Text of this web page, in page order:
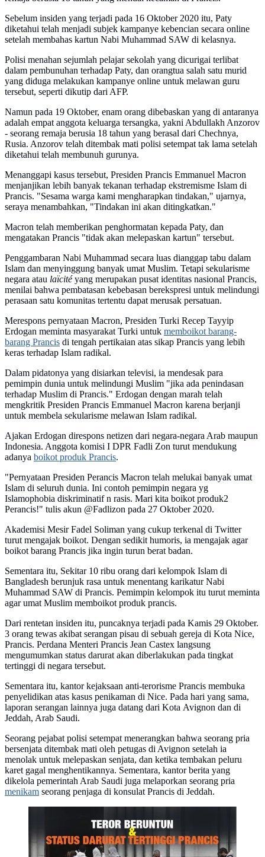
Sebelum insiden yang terjadi pada 16 Oktober 2020 itu, Paty
diketahui telah menjadi subjek kampanye kebencian secara online
setelah membahas kartun Nabi Muhammad SAW di kelasnya.
Polisi menahan sejumlah pelajar sekolah yang dicurigai terlibat
dalam pembunuhan terhadap Paty, dan orangtua salah satu murid
yang diduga melakukan kampanye online untuk melawan guru
tersebut, seperti dikutip dari AFP.
Namun pada 19 Oktober, enam orang dibebaskan yang di antaranya
adalah empat anggota keluarga tersangka, yakni Abdullakh Anzorov
- seorang remaja berusia 18 tahun yang berasal dari Chechnya,
Rusia. Anzorov telah ditembak mati polisi setempat tak lama setelah
diketahui telah membunuh gurunya.
Menanggapi kasus tersebut, Presiden Prancis Emmanuel Macron
menjanjikan lebih banyak tekanan terhadap ekstremisme Islam di
Prancis. "Sesama warga kami mengharapkan tindakan," ujarnya,
seraya menambahkan, "Tindakan ini akan ditingkatkan."
Macron telah memberikan penghormatan kepada Paty, dan
mengatakan Prancis "tidak akan melepaskan kartun" tersebut.
Penggambaran Nabi Muhammad secara luas dianggap tabu dalam
Islam dan menyinggung banyak umat Muslim. Tetapi sekularisme
negara atau laïcité yang merupakan pusat identitas nasional Prancis,
menilai bahwa pembatasan kebebasan berekspresi untuk melindungi
perasaan satu komunitas tertentu dapat merusak persatuan.
Merespons pernyataan Macron, Presiden Turki Recep Tayyip
Erdogan meminta masyarakat Turki untuk memboikot barang-
barang Prancis di tengah pertikaian atas sikap Prancis yang lebih
keras terhadap Islam radikal.
Dalam pidatonya yang disiarkan televisi, ia mendesak para
pemimpin dunia untuk melindungi Muslim "jika ada penindasan
terhadap Muslim di Prancis." Erdogan dengan marah telah
mengkritik Presiden Prancis Emmanuel Macron karena berjanji
untuk membela sekularisme melawan Islam radikal.
Ajakan Erdogan direspons netizen dari negara-negara Arab maupun
Indonesia. Anggota komisi I DPR Fadli Zon turut mendukung
adanya boikot produk Prancis.
"Pernyataan Presiden Perancis Macron telah melukai banyak umat
Islam di seluruh dunia. Ini contoh pemimpin negara yg
Islamophobia diskriminatif n rasis. Mari kita boikot produk2
Perancis!" tulis akun @Fadlizon pada 27 Oktober 2020.
Akademisi Mesir Fadel Soliman yang cukup terkenal di Twitter
turut mengajak boikot. Dengan sedikit humoris, ia mengajak agar
boikot barang Prancis jika ingin turun berat badan.
Sementara itu, Sekitar 10 ribu orang dari kelompok Islam di
Bangladesh berunjuk rasa untuk menentang karikatur Nabi
Muhammad SAW di Prancis. Pemimpin kelompok itu turut meminta
agar umat Muslim memboikot produk prancis.
Dari rentetan insiden itu, puncaknya terjadi pada Kamis 29 Oktober.
3 orang tewas akibat serangan pisau di sebuah gereja di Kota Nice,
Prancis. Perdana Menteri Prancis Jean Castex langsung
mengumumkan status darurat akan diberlakukan pada tingkat
tertinggi di negara tersebut.
Sementara itu, kantor kejaksaan anti-terorisme Prancis membuka
penyelidikan atas kasus penikaman di Nice. Pada hari yang sama,
laporan serangan lainnya juga datang dari Kota Avignon dan di
Jeddah, Arab Saudi.
Seorang pejabat polisi setempat menerangkan bahwa seorang pria
bersenjata ditembak mati oleh petugas di Avignon setelah ia
menolak untuk melepaskan senjata, dan ketika tembakan peluru
karet gagal menghentikannya. Sementara, kantor berita yang
dikelola pemerintah Arab Saudi juga melaporkan seorang pria
menikam seorang penjaga di konsulat Prancis di Jeddah.
Prancis. (Liputan6.com/Trieyasni)